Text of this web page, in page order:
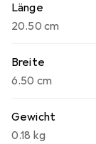
Länge
20.50 cm
Breite
6.50 cm
Gewicht
0.18 kg